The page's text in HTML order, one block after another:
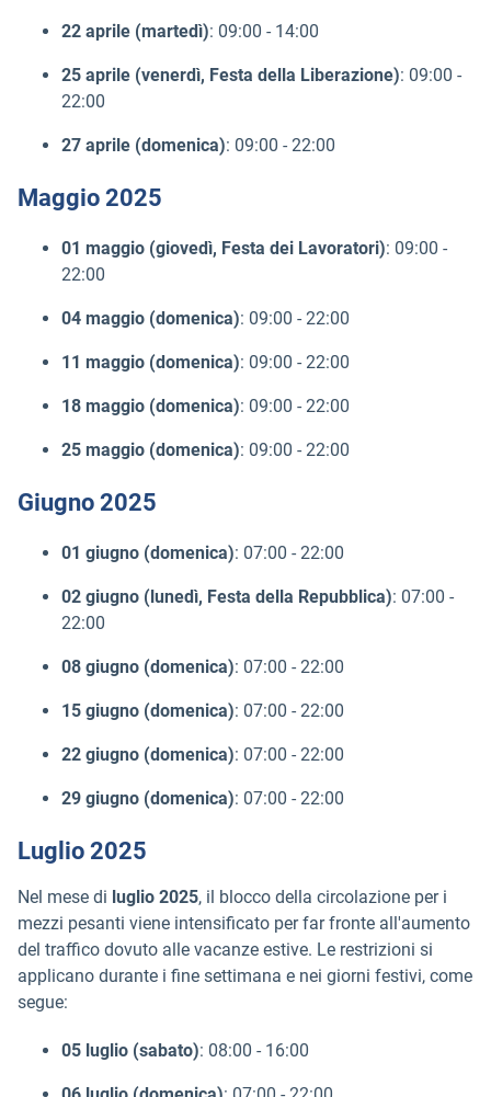
22 aprile (martedì): 09:00 - 14:00
25 aprile (venerdì, Festa della Liberazione): 09:00 -
22:00
27 aprile (domenica): 09:00 - 22:00
Maggio 2025
01 maggio (giovedì, Festa dei Lavoratori): 09:00 -
22:00
04 maggio (domenica): 09:00 - 22:00
11 maggio (domenica): 09:00 - 22:00
18 maggio (domenica): 09:00 - 22:00
25 maggio (domenica): 09:00 - 22:00
Giugno 2025
01 giugno (domenica): 07:00 - 22:00
02 giugno (lunedì, Festa della Repubblica): 07:00 -
22:00
08 giugno (domenica): 07:00 - 22:00
15 giugno (domenica): 07:00 - 22:00
22 giugno (domenica): 07:00 - 22:00
29 giugno (domenica): 07:00 - 22:00
Luglio 2025
Nel mese di luglio 2025, il blocco della circolazione per i
mezzi pesanti viene intensificato per far fronte all'aumento
del traffico dovuto alle vacanze estive. Le restrizioni si
applicano durante i fine settimana e nei giorni festivi, come
segue:
05 luglio (sabato): 08:00 - 16:00